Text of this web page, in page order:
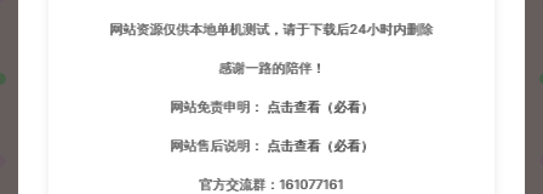
网站资源仅供本地单机测试，请于下载后24小时内删除
感谢一路的陪伴！
网站免责申明： 点击查看（必看）
网站售后说明： 点击查看（必看）
官方交流群：161077161